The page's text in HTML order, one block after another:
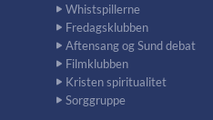
Whistspillerne
Fredagsklubben
Aftensang og Sund debat
Filmklubben
Kristen spiritualitet
Sorggruppe